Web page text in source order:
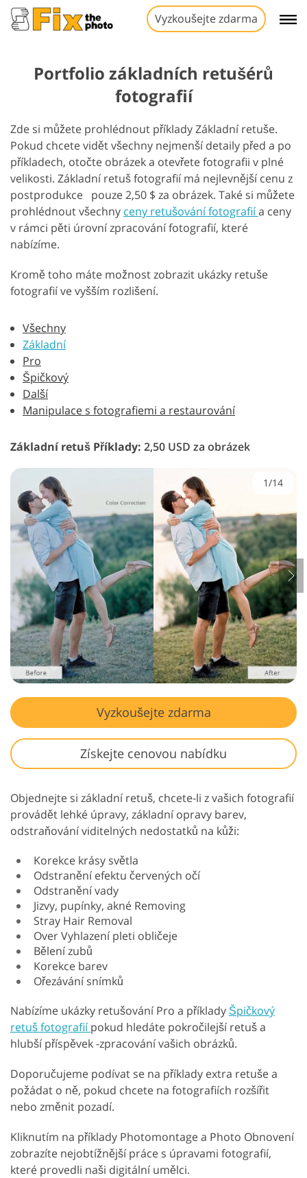
Vyzkoušejte zdarma
Portfolio základních retušérů
fotografií
Zde si můžete prohlédnout příklady Základní retuše.
Pokud chcete vidět všechny nejmenší detaily před a po
příkladech, otočte obrázek a otevřete fotografii v plné
velikosti. Základní retuš fotografií má nejlevnější cenu z
postprodukce pouze 2,50 $ za obrázek. Také si můžete
prohlédnout všechny ceny retušování fotografiía ceny
v rámci pěti úrovní zpracování fotografií, které
nabízíme.
Kromě toho máte možnost zobrazit ukázky retuše
fotografií ve vyšším rozlišení.
Všechny
Základní
Pro
Špičkový
Další
Manipulace s fotografiemi a restaurování
Základní retuš Příklady: 2,50 USD za obrázek
1/14
Vyzkoušejte zdarma
Získejte cenovou nabídku
Objednejte si základní retuš, chcete-li z vašich fotografií
provádět lehké úpravy, základní opravy barev,
odstraňování viditelných nedostatků na kůži:
Korekce krásy světla
Odstranění efektu červených očí
Odstranění vady
Jizvy, pupínky, akné Removing
Stray Hair Removal
Over Vyhlazení pleti obličeje
Bělení zubů
Korekce barev
Ořezávání snímků
Nabízíme ukázky retušování Pro a příklady Špičkový
retuš fotografií pokud hledáte pokročilejší retuš a
hlubší příspěvek -zpracování vašich obrázků.
Doporučujeme podívat se na příklady extra retuše a
požádat o ně, pokud chcete na fotografiích rozšířit
nebo změnit pozadí.
Kliknutím na příklady Photomontage a Photo Obnovení
zobrazíte nejobtížnější práce s úpravami fotografií,
které provedli naši digitální umělci.